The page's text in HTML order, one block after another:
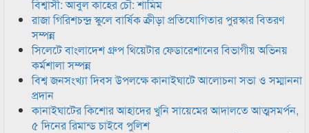
বিশ্বাসী: আবুল কাহের চৌ: শামিম
রাজা গিরিশচন্দ্র স্কুলে বার্ষিক ক্রীড়া প্রতিযোগিতার পুরস্কার বিতরণ
সম্পন্ন
সিলেটে বাংলাদেশ গ্রুপ থিয়েটার ফেডারেশানের বিভাগীয় অভিনয়
কর্মশালা সম্পন্ন
বিশ্ব জনসংখ্যা দিবস উপলক্ষে কানাইঘাটে আলোচনা সভা ও সম্মাননা
প্রদান
কানাইঘাটের কিশোর আহাদের খুনি সায়েমের আদালতে আত্মসমর্পন,
৫ দিনের রিমান্ড চাইবে পুলিশ